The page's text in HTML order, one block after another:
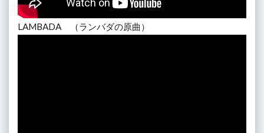
LAMBADA （ランバダの原曲）